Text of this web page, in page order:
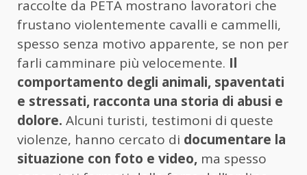
raccolte da PETA mostrano lavoratori che
frustano violentemente cavalli e cammelli,
spesso senza motivo apparente, se non per
farli camminare più velocemente. Il
comportamento degli animali, spaventati
e stressati, racconta una storia di abusi e
dolore. Alcuni turisti, testimoni di queste
violenze, hanno cercato di documentare la
situazione con foto e video, ma spesso